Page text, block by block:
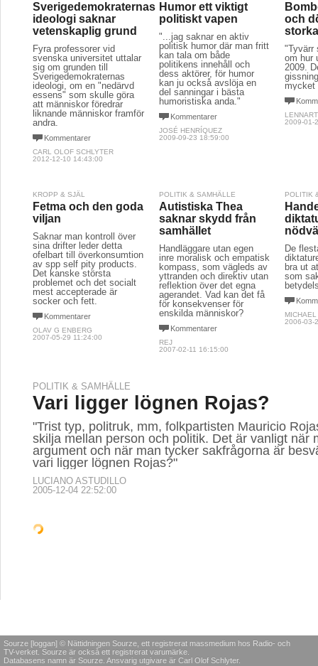
Sverigedemokraternas
ideologi saknar
vetenskaplig grund
Fyra professorer vid
svenska universitet uttalar
sig om grunden till
Sverigedemokraternas
ideologi, om en "nedärvd
essens" som skulle göra
att människor föredrar
liknande människor framför
andra.
Kommentarer
CARL OLOF SCHLYTER
2012-12-10 14:43:00
Humor ett viktigt
politiskt vapen
"...jag saknar en aktiv
politisk humor där man fritt
kan tala om både
politikens innehåll och
dess aktörer, för humor
kan ju också avslöja en
del sanningar i bästa
humoristiska anda."
Kommentarer
JOSÉ HENRÍQUEZ
2009-09-23 18:59:00
och
"Tyvärr
om hur
2009.
mycket
2009-01-
KROPP & SJÄL
Fetma och den goda
viljan
Saknar man kontroll över
sina drifter leder detta
ofelbart till överkonsumtion
av spp self pity products.
Det kanske största
problemet och det socialt
mest accepterade är
socker och fett.
Kommentarer
OLAV G ENBERG
2007-05-29 11:24:00
POLITIK & SAMHÄLLE
Autistiska Thea
saknar skydd från
samhället
Handläggare utan egen
inre moralisk och empatisk
kompass, som vägleds av
yttranden och direktiv utan
reflektion över det egna
agerandet. Vad kan det få
för konsekvenser för
enskilda människor?
Kommentarer
REJ
2007-02-11 16:15:00
POLITIK
De
bra ut
som
2006-03-
POLITIK & SAMHÄLLE
Vari ligger lögnen Rojas?
"Trist typ, politruk, mm, folkpartisten Mauricio
skilja mellan person och politik. Det är vanligt när
argument och när man tycker sakfrågorna är
vari ligger lögnen Rojas?"
LUCIANO ASTUDILLO
2005-12-04 22:52:00
Sourze [loggan] © Nättidningen Sourze, ett registrerat massmedium hos Radio- och
TV-verket. Sourze är också ett registrerat varumärke.
Databasens namn är Sourze. Ansvarig utgivare är Carl Olof Schlyter.